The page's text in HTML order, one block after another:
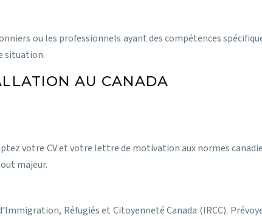
ou les professionnels ayant des compétences
situation.
AU CANADA
votre CV et votre lettre de motivation aux normes
majeur.
Réfugiés et Citoyenneté Canada (IRCC).